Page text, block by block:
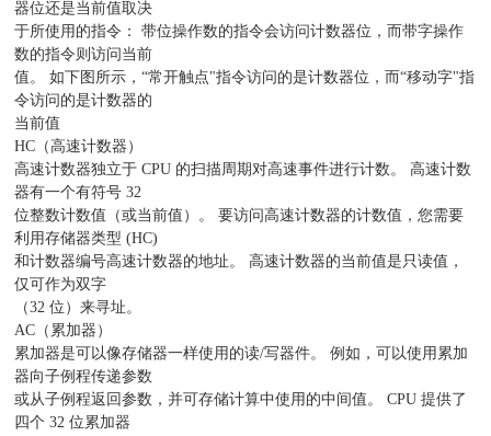
器位还是当前值取决
于所使用的指令： 带位操作数的指令会访问计数器位，而带字操作
数的指令则访问当前
值。 如下图所示，“常开触点"指令访问的是计数器位，而“移动字"指
令访问的是计数器的
当前值
HC（高速计数器）
高速计数器独立于 CPU 的扫描周期对高速事件进行计数。 高速计数
器有一个有符号 32
位整数计数值（或当前值）。 要访问高速计数器的计数值，您需要
利用存储器类型 (HC)
和计数器编号高速计数器的地址。 高速计数器的当前值是只读值，
仅可作为双字
（32 位）来寻址。
AC（累加器）
累加器是可以像存储器一样使用的读/写器件。 例如，可以使用累加
器向子例程传递参数
或从子例程返回参数，并可存储计算中使用的中间值。 CPU 提供了
四个 32 位累加器